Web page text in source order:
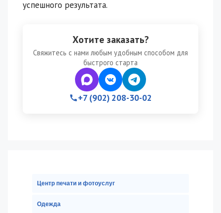
успешного результата.
Хотите заказать?
Свяжитесь с нами любым удобным способом для
быстрого старта
+7 (902) 208-30-02
Центр печати и фотоуслуг
Одежда